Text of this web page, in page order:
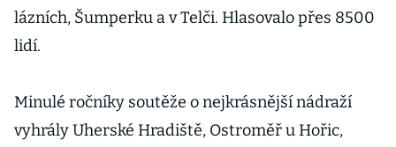
lázních, Šumperku a v Telči. Hlasovalo přes 8500
lidí.
Minulé ročníky soutěže o nejkrásnější nádraží
vyhrály Uherské Hradiště, Ostroměř u Hořic,